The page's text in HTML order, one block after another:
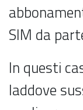
SIM da
In questi
laddove